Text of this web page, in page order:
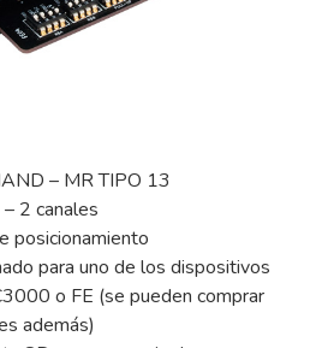
– MR TIPO 13
2 canales
posicionamiento
para uno de los dispositivos
o FE (se pueden comprar
además)